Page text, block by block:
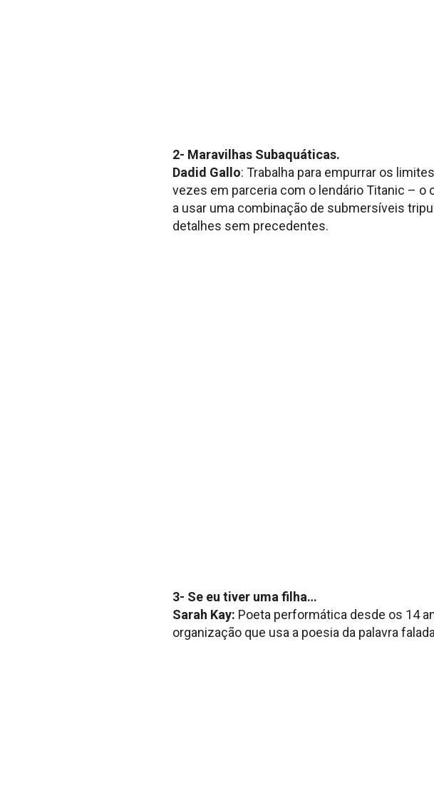
2- Maravilhas Subaquáticas.
Dadid Gallo: Trabalha para empurrar os
vezes em parceria com o lendário Titanic – o
a usar uma combinação de submersíveis
detalhes sem precedentes.
3- Se eu tiver uma filha…
Sarah Kay: Poeta performática desde os 14
organização que usa a poesia da palavra